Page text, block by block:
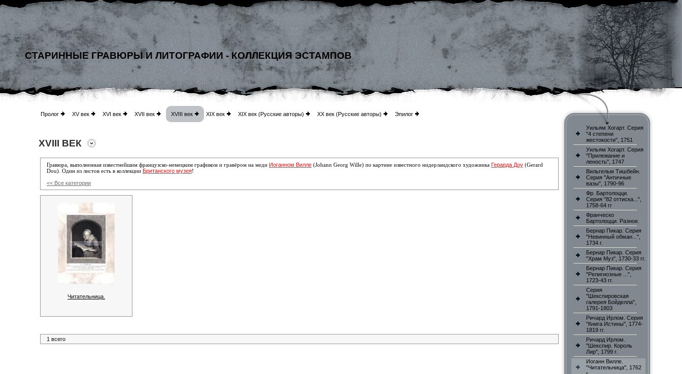
СТАРИННЫЕ ГРАВЮРЫ И ЛИТОГРАФИИ - КОЛЛЕКЦИЯ ЭСТАМПОВ
Пролог XV век XVI век XVII век XVIII век XIX век XIX век (Русские авторы) XX век (Русские авторы) Эпилог
XVIII ВЕК
Гравюра, выполненная известнейшим французско-немецким графиком и гравёром на меди Иоганном Вилле (Johann Georg Wille) по картине известного нидерландского художника Герарда Доу (Gerard
Dou) . Один из листов есть в коллекции Британского музея!
<< Все категории
Читательница.
1 всего
Уильям Хогарт. Серия
"4 степени
жестокости", 1751
Уильям Хогарт. Серия
"Прилежание и
леность", 1747
Вильгельм Тишбейн.
Серия "Античные
вазы", 1790-96
Фр. Бартолоцци.
Серия "82 оттиска...",
1758-64 гг
Франческо
Бартолоцци. Разное.
Бернар Пикар. Серия
"Невинный обман...",
1734 г.
Бернар Пикар. Серия
"Храм Муз", 1730-33 гг.
Бернар Пикар. Серия
"Религиозные ...",
1723-43 гг.
Серия
"Шекспировская
галерея Бойделла",
1791-1803
Ричард Ирлом. Серия
"Книга Истины", 1774-
1819 гг.
Ричард Ирлом.
"Шекспир. Король
Лир", 1799 г.
Иоганн Вилле.
"Читательница", 1762